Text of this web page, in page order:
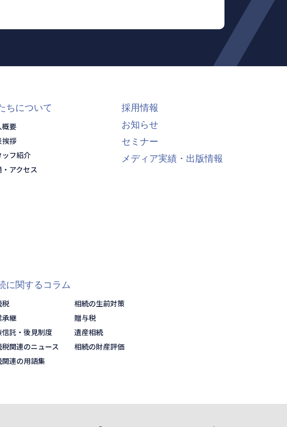
ちについて
概要
挨拶
ッフ紹介
アクセス
採用情報
お知らせ
セミナー
メディア実績・出版情報
に関するコラム
税
相続の生前対策
承継
贈与税
信託・後見制度
遺産相続
関連のニュース
相続の財産評価
関連の用語集